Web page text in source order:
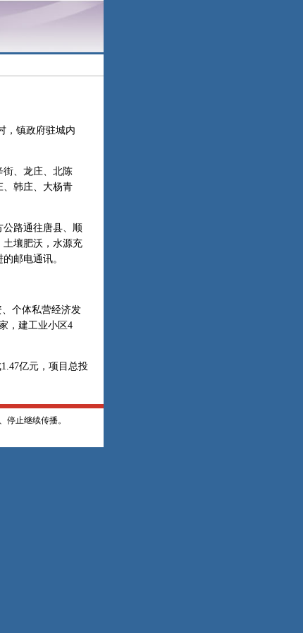
，镇政府驻城内
、龙庄、北陈
、韩庄、大杨青
路通往唐县、顺
土壤肥沃，水源充
邮电通讯。
个体私营经济发
，建工业小区4
亿元，项目总投
止继续传播。